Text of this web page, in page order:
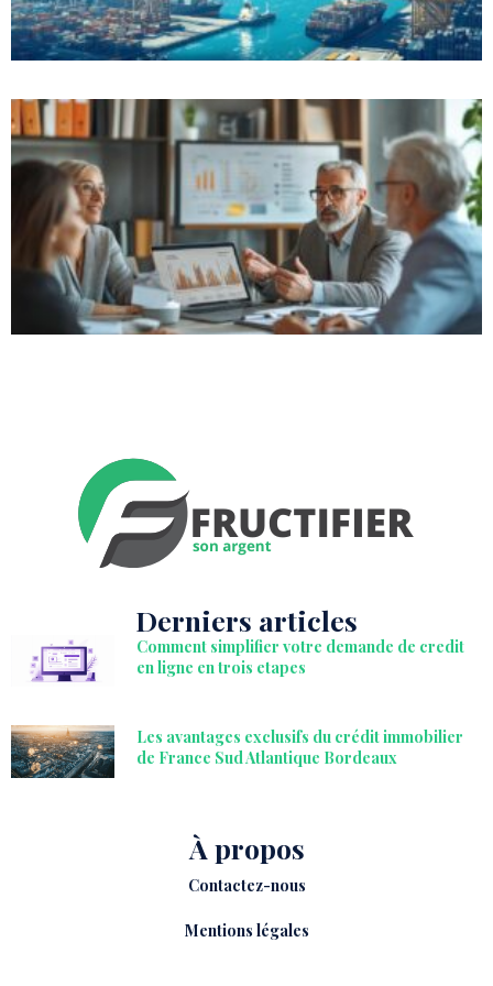
Derniers articles
Comment simplifier votre demande de credit
en ligne en trois etapes
Les avantages exclusifs du crédit immobilier
de France Sud Atlantique Bordeaux
À propos
Contactez-nous
Mentions légales